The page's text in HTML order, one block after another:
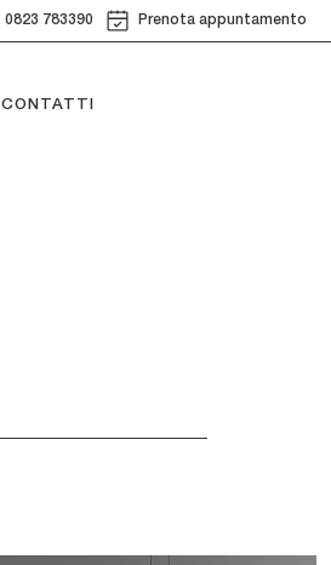
0823 783390 Prenota appuntamento
CONTATTI